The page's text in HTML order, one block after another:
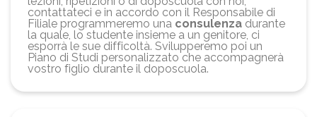
contattateci e in accordo con il Responsabile di
Filiale programmeremo una consulenza durante
la quale, lo studente insieme a un genitore, ci
esporrà le sue difficoltà. Svilupperemo poi un
Piano di Studi personalizzato che accompagnerà
vostro figlio durante il doposcuola.